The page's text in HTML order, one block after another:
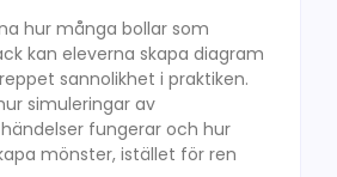
hur många bollar som
kan eleverna skapa diagram
sannolikhet i praktiken.
simuleringar av
fungerar och hur
mönster, istället för ren